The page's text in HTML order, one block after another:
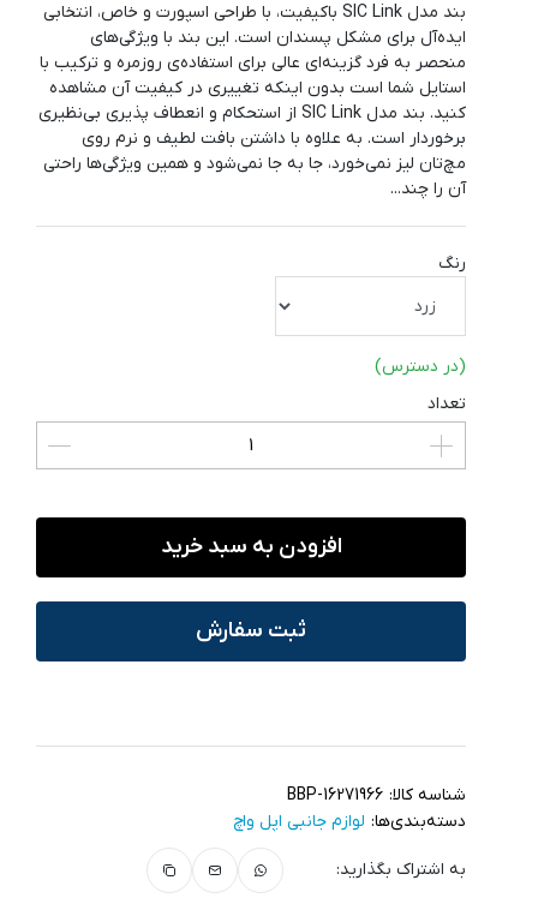
بند مدل SIC Link باکیفیت، با طراحی اسپورت و خاص، انتخابی
ایده‌آل برای مشکل پسندان است. این بند با ویژگی‌های
منحصر به فرد گزینه‌ای عالی برای استفاده‌ی روزمره و ترکیب با
استایل‌ شما است بدون اینکه تغییری در کیفیت آن مشاهده
کنید. بند مدل SIC Link از استحکام و انعطاف پذیری بی‌نظیری
برخوردار است. به علاوه با داشتن بافت لطیف و نرم روی
مچ‌تان لیز نمی‌خورد، جا به جا نمی‌شود و همین ویژگی‌ها راحتی
آن را چند...
رنگ
(در دسترس)
تعداد
افزودن به سبد خرید
ثبت سفارش
شناسه کالا: BBP-16271966
دسته‌بندی‌ها: لوازم جانبی اپل واچ
به اشتراک بگذارید: